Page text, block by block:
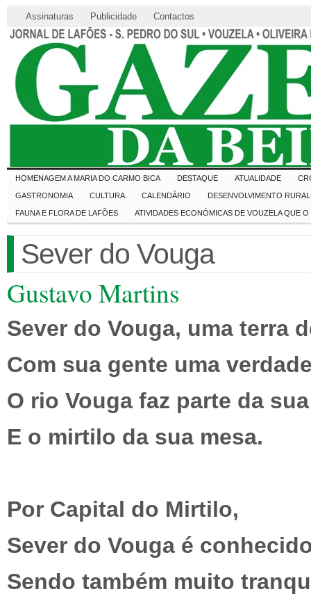
Assinaturas Publicidade Contactos
HOMENAGEM A MARIA DO CARMO BICA DESTAQUE ATUALIDADE
GASTRONOMIA CULTURA CALENDÁRIO DESENVOLVIMENTO RURAL
FAUNA E FLORA DE LAFÕES ATIVIDADES ECONÓMICAS DE VOUZELA QUE
Sever do Vouga
Gustavo Martins
Sever do Vouga, uma terra
Com sua gente uma
O rio Vouga faz parte da
E o mirtilo da sua mesa.
Por Capital do Mirtilo,
Sever do Vouga é
Sendo também muito